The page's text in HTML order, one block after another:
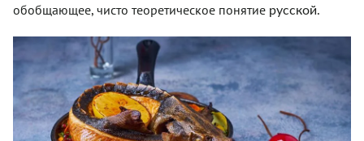
обобщающее, чисто теоретическое понятие русской.